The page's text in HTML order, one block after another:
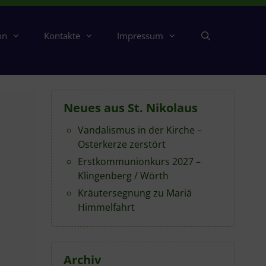
Kontakte Impressum
Neues aus St. Nikolaus
Vandalismus in der Kirche –
Osterkerze zerstört
Erstkommunionkurs 2027 –
Klingenberg / Wörth
Kräutersegnung zu Mariä
Himmelfahrt
Archiv